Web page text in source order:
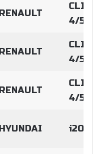
RENAULT
4/5
RENAULT
4/5
RENAULT
4/5
HYUNDAI i20